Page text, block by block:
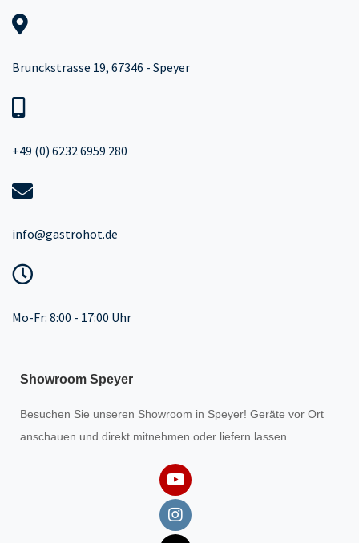
Brunckstrasse 19, 67346 - Speyer
+49 (0) 6232 6959 280
info@gastrohot.de
Mo-Fr: 8:00 - 17:00 Uhr
Showroom Speyer
Besuchen Sie unseren Showroom in Speyer! Geräte vor Ort
anschauen und direkt mitnehmen oder liefern lassen.